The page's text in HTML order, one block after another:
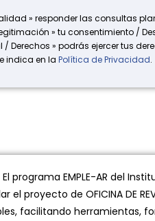
» responder las consultas
» tu consentimiento /
Derechos » podrás ejercer tus
indica en la Política de Privacidad.
El programa EMPLE-AR del
de OFICINA DE
facilitando herramientas,